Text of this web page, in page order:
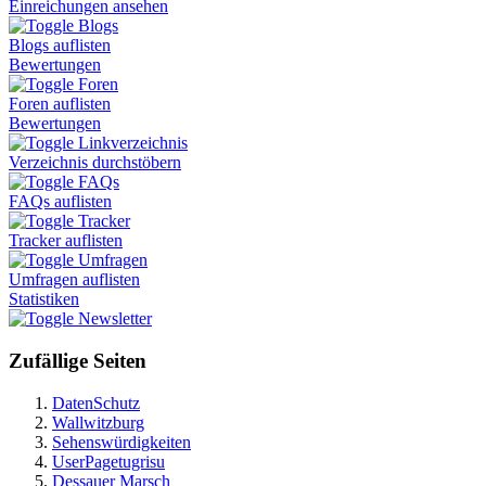
Einreichungen ansehen
Blogs
Blogs auflisten
Bewertungen
Foren
Foren auflisten
Bewertungen
Linkverzeichnis
Verzeichnis durchstöbern
FAQs
FAQs auflisten
Tracker
Tracker auflisten
Umfragen
Umfragen auflisten
Statistiken
Newsletter
Zufällige Seiten
DatenSchutz
Wallwitzburg
Sehenswürdigkeiten
UserPagetugrisu
Dessauer Marsch